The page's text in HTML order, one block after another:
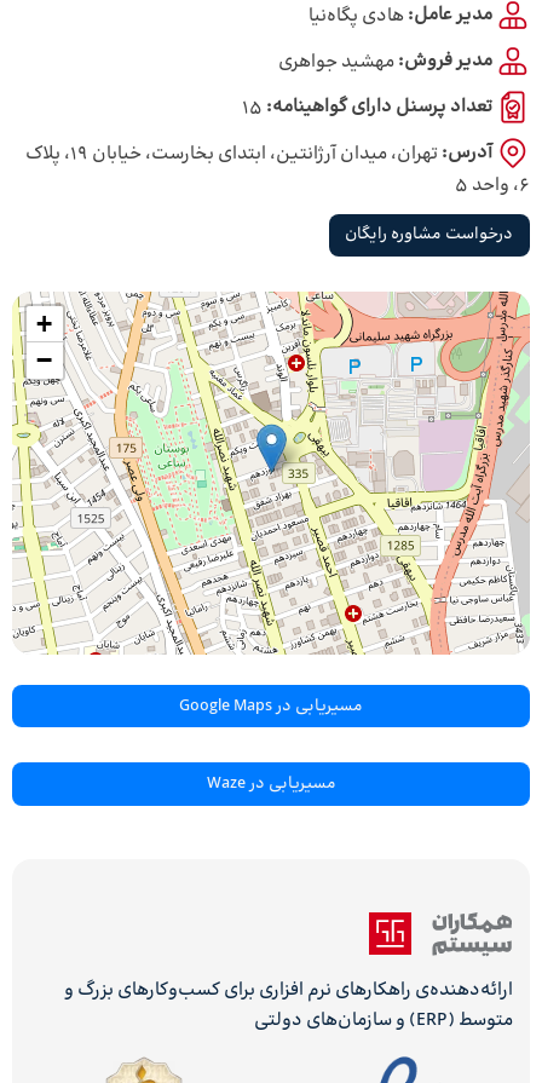
مدیر عامل:هادی پگاه‌‌‌نیا
مدیر فروش:مهشید جواهری
تعداد پرسنل دارای گواهینامه: 15
آدرس:
تهران، میدان آرژانتین، ابتدای بخارست، خیابان ۱۹، پلاک
۶، واحد ۵
درخواست مشاوره رایگان
+
−
مسیریابی در Google Maps
مسیریابی در Waze
ارائه‌دهنده‌ی راهکارهای نرم افزاری برای کسب‌وکارهای بزرگ و
متوسط (ERP) و سازمان‌های دولتی